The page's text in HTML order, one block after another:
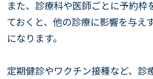
また、診療科や医師ごとに予約枠
ておくと、他の診療に影響を与え
になります。
定期健診やワクチン接種など、診